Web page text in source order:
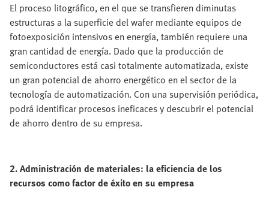
El proceso litográfico, en el que se transfieren diminutas
estructuras a la superficie del wafer mediante equipos de
fotoexposición intensivos en energía, también requiere una
gran cantidad de energía. Dado que la producción de
semiconductores está casi totalmente automatizada, existe
un gran potencial de ahorro energético en el sector de la
tecnología de automatización. Con una supervisión periódica,
podrá identificar procesos ineficaces y descubrir el potencial
de ahorro dentro de su empresa.
2. Administración de materiales: la eficiencia de los
recursos como factor de éxito en su empresa